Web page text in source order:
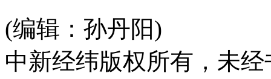
(编辑：孙丹阳)
中新经纬版权所有，未